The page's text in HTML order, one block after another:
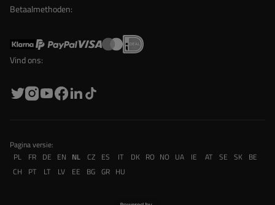
Betaalmethoden:
Vind ons:
Pagina versie:
PL
FR DE EN NL CZ ES IT DK RO NO UA IE AT SE SK BE
CH
PT LT LV EE BG GR HU